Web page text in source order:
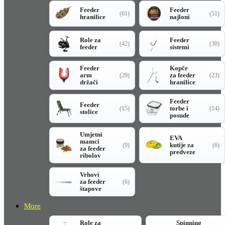
Feeder
hranilice
(61)
Feeder
najloni
(51)
Role za
feeder
(42)
Feeder
sistemi
(30)
Feeder
arm
držači
(29)
Kopče
za feeder
hranilice
(23)
Feeder
stolice
(15)
Feeder
torbe i
posude
(14)
Umjetni
mamci
za feeder
ribolov
(9)
EVA
kutije za
predveze
(6)
Vrhovi
za feeder
štapove
(6)
More
Role za
Spinning